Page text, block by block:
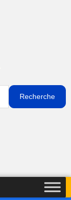
Recherche